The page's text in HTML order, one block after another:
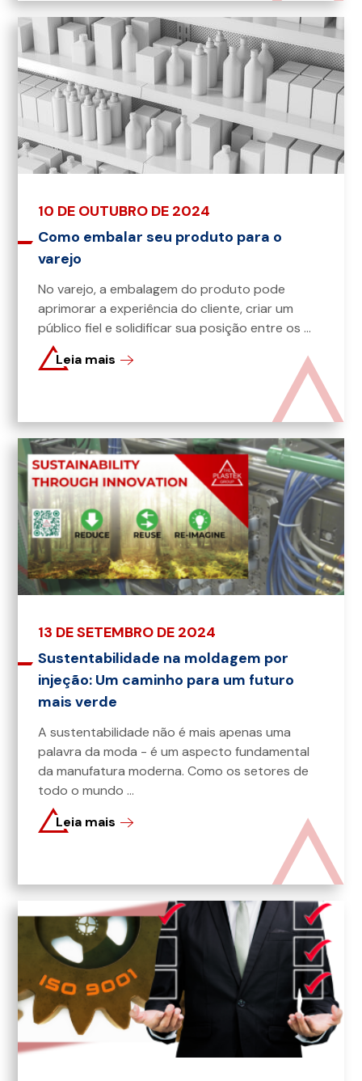
10 DE OUTUBRO DE 2024
Como embalar seu produto para o
varejo
No varejo, a embalagem do produto pode
aprimorar a experiência do cliente, criar um
público fiel e solidificar sua posição entre os ...
Leia mais
13 DE SETEMBRO DE 2024
Sustentabilidade na moldagem por
injeção: Um caminho para um futuro
mais verde
A sustentabilidade não é mais apenas uma
palavra da moda - é um aspecto fundamental
da manufatura moderna. Como os setores de
todo o mundo ...
Leia mais